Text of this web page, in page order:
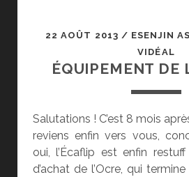
22 AOÛT 2013 / ESENJIN
VIDÉAL
ÉQUIPEMENT DE
Salutations ! C’est 8 mois
reviens enfin vers vous,
oui, l’Écaflip est enfin
d’achat de l’Ocre, qui